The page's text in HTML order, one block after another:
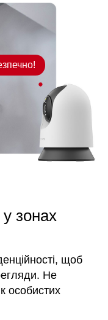
зонах
щоб
Не
особистих